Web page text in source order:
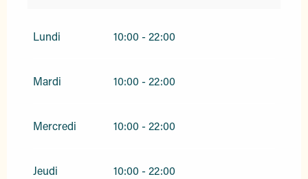
Lundi 10:00 - 22:00
Mardi 10:00 - 22:00
Mercredi 10:00 - 22:00
Jeudi 10:00 - 22:00